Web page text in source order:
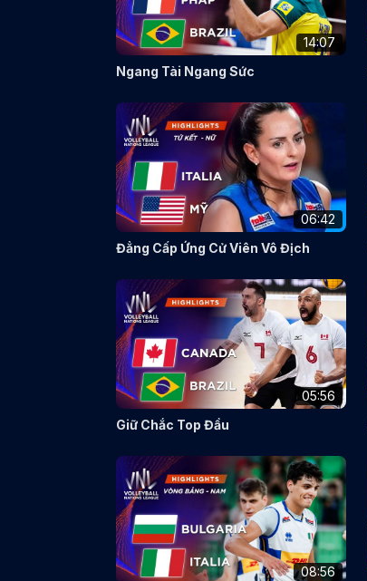
14:07
Ngang Tài Ngang Sức
06:42
Đẳng Cấp Ứng Cử Viên Vô Địch
05:56
Giữ Chắc Top Đầu
08:56